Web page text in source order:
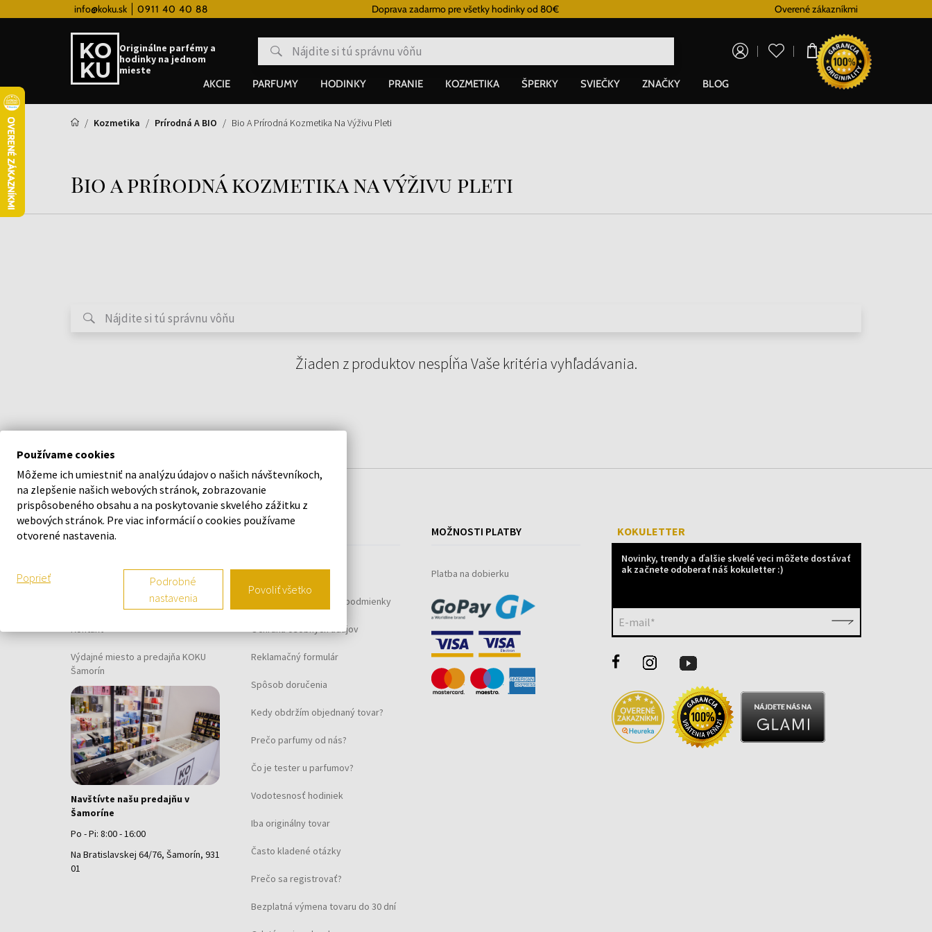
info@koku.sk 0911 40 40 88Vernostný systém Doprava zadarmo pre všetky hodinky od 80€ Overené zákazníkmi
Originálne parfémy a
hodinky na jednom
mieste
0,00 €
AKCIE PARFUMY HODINKY PRANIE KOZMETIKA ŠPERKY SVIEČKY ZNAČKY BLOG
Kozmetika Prírodná A BIO Bio A Prírodná Kozmetika Na Výživu Pleti
Bio a prírodná kozmetika na výživu pleti
Žiaden z produktov nespĺňa Vaše kritéria vyhľadávania.
O SPOLOČNOSTI
Kontaktný formulár
Kontakt
Výdajné miesto a predajňa KOKU
Šamorín
Navštívte našu predajňu v
Šamoríne
Po - Pi: 8:00 - 16:00
Na Bratislavskej 64/76, Šamorín, 931
01
Vernostný systém
Všeobecné obchodné podmienky
Ochrana osobných údajov
Reklamačný formulár
Spôsob doručenia
Kedy obdržím objednaný tovar?
Prečo parfumy od nás?
Čo je tester u parfumov?
Vodotesnosť hodiniek
Iba originálny tovar
Často kladené otázky
Prečo sa registrovať?
Bezplatná výmena tovaru do 30 dní
MOŽNOSTI PLATBY
Platba na dobierku
KOKULETTER
Novinky, trendy a ďalšie skvelé veci môžete dostávať
ak začnete odoberať náš kokuletter :)
E-mail*
Používame cookies
Môžeme ich umiestniť na analýzu údajov o našich návštevníkoch,
na zlepšenie našich webových stránok, zobrazovanie
prispôsobeného obsahu a na poskytovanie skvelého zážitku z
webových stránok. Pre viac informácií o cookies používame
otvorené nastavenia.
Poprieť
Podrobné
nastavenia
Povoliť všetko